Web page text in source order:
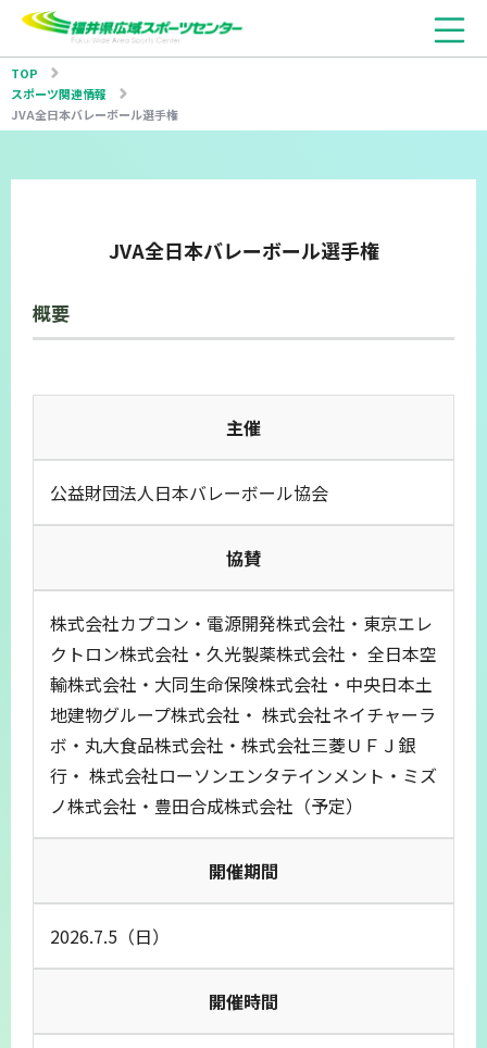
TOP
スポーツ関連情報
JVA全日本バレーボール選手権
JVA全日本バレーボール選手権
概要
主催
公益財団法人日本バレーボール協会
協賛
株式会社カプコン・電源開発株式会社・東京エレ
クトロン株式会社・久光製薬株式会社・ 全日本空
輸株式会社・大同生命保険株式会社・中央日本土
地建物グループ株式会社・ 株式会社ネイチャーラ
ボ・丸大食品株式会社・株式会社三菱ＵＦＪ銀
行・ 株式会社ローソンエンタテインメント・ミズ
ノ株式会社・豊田合成株式会社（予定）
開催期間
2026.7.5（日）
開催時間